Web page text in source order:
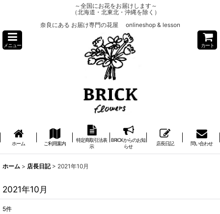
～全国にお花をお届けします～
（北海道・北東北・沖縄を除く）
奈良にある お届け専門の花屋 onlineshop & lesson
メニュー カート
ホーム ご利用案内
特定商取引法表
示
BRICKからのお知
らせ
店長日記 問い合わせ
ホーム > 店長日記 > 2021年10月
2021年10月
5件